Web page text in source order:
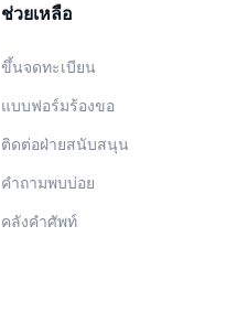
ช่วยเหลือ
ขึ้นจดทะเบียน
แบบฟอร์มร้องขอ
ติดต่อฝ่ายสนับสนุน
คำถามพบบ่อย
คลังคำศัพท์